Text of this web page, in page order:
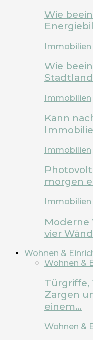
Wie
Immobilien
Wie
Immobilien
Kann
Immobilien
morgen
Immobilien
Moderne
vier
Wohnen &
Wohnen &
Türgriffe,
Zargen
einem…
Wohnen &